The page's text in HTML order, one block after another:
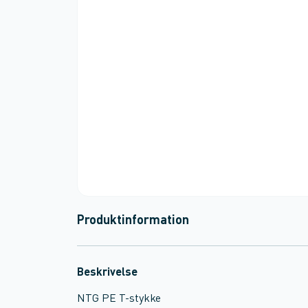
Produktinformation
Beskrivelse
NTG PE T-stykke